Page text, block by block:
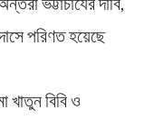
পরিণত হয়েছে
খাতুন বিবি ও